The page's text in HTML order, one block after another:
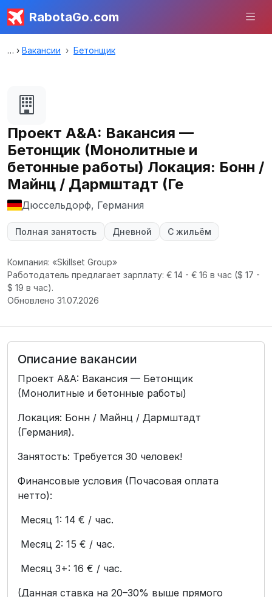
RabotaGo.com
Вакансии Бетонщик
Проект А&А: Вакансия —
Бетонщик (Монолитные и
бетонные работы) Локация: Бонн /
Майнц / Дармштадт (Ге
Дюссельдорф, Германия
Полная занятость Дневной С жильём
Компания: «Skillset Group»
Работодатель предлагает зарплату: € 14 - € 16 в час ($ 17 -
$ 19 в час).
Обновлено 31.07.2026
Описание вакансии
Проект А&А: Вакансия — Бетонщик
(Монолитные и бетонные работы)
Локация: Бонн / Майнц / Дармштадт
(Германия).
Занятость: Требуется 30 человек!
Финансовые условия (Почасовая оплата
нетто):
Месяц 1: 14 € / час.
Месяц 2: 15 € / час.
Месяц 3+: 16 € / час.
(Данная ставка на 20–30% выше прямого